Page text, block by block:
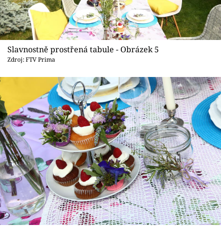
Slavnostně prostřená tabule - Obrázek 5
Zdroj: FTV Prima